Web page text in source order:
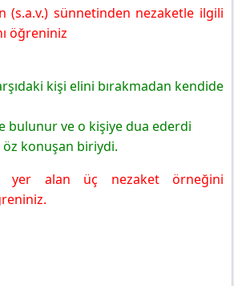
(s.a.v.) sünnetinden nezaketle ilgili
öğreniniz
kişi elini bırakmadan kendide
bulunur ve o kişiye dua ederdi
konuşan biriydi.
yer alan üç nezaket örneğini